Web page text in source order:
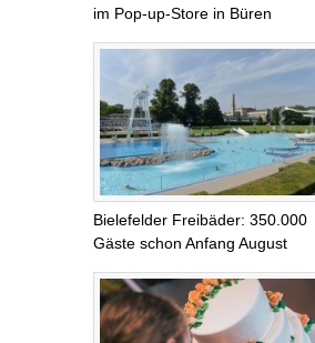
im Pop-up-Store in Büren
Bielefelder Freibäder: 350.000
Gäste schon Anfang August